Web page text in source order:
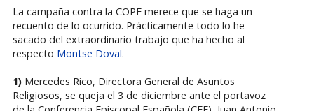
La campaña contra la COPE merece que se haga un
recuento de lo ocurrido. Prácticamente todo lo he
sacado del extraordinario trabajo que ha hecho al
respecto Montse Doval.
1)Mercedes Rico, Directora General de Asuntos
Religiosos, se queja el 3 de diciembre ante el portavoz